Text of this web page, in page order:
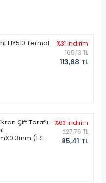
HY510 Termal
%31 indirim
165,13 TL
113,88 TL
Çift Taraflı
(1 Set
%63 indirim
227,76 TL
85,41 TL